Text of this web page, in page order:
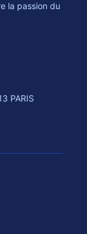
la passion du
PARIS